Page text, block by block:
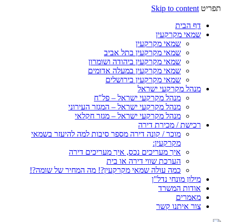
תפריט Skip to content
דף הבית
שמאי מקרקעין
שמאי מקרקעין
שמאי מקרקעין בתל אביב
שמאי מקרקעין ביהודה ושומרון
שמאי מקרקעין במעלה אדומים
שמאי מקרקעין בירושלים
מנהל מקרקעי ישראל
מנהל מקרקעי ישראל – פל"ח
מנהל מקרקעי ישראל – המגזר העירוני
מנהל מקרקעי ישראל – מגזר חקלאי
רכישת / מכירת דירה
מוכר / קונה דירה מספר סיבות למה להיעזר בשמאי
מקרקעין:
איך מעריכים נכס, איך מעריכים דירה
הערכת שווי דירה או בית
כמה עולה שמאי מקרקעין?! מה המחיר של שומה?!
מילון מונחי נדל"ן
אודות המשרד
מאמרים
צור איתנו קשר